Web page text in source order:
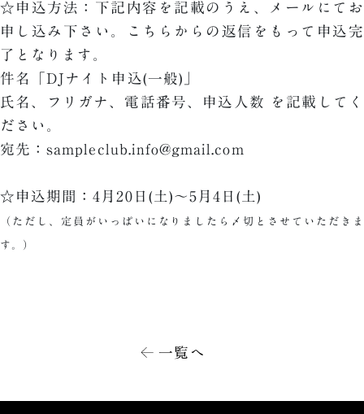
☆申込方法：下記内容を記載のうえ、メールにてお
申し込み下さい。こちらからの返信をもって申込完
了となります。
件名「DJナイト申込(一般)」
氏名、フリガナ、電話番号、申込人数 を記載してく
ださい。
宛先：sampleclub.info@gmail.com
☆申込期間：4月20日(土)～5月4日(土)
（ただし、定員がいっぱいになりましたら〆切とさせていただきま
す。）
一覧へ